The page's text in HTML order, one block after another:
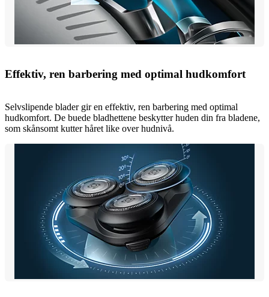
Effektiv, ren barbering med optimal hudkomfort
Selvslipende blader gir en effektiv, ren barbering med optimal
hudkomfort. De buede bladhettene beskytter huden din fra bladene,
som skånsomt kutter håret like over hudnivå.